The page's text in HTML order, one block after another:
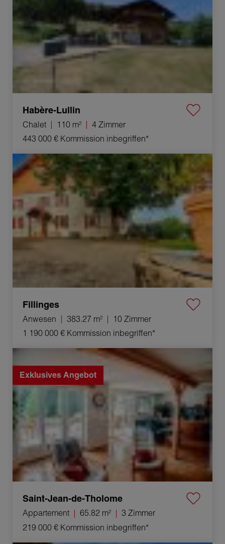
Habère-Lullin
Chalet 110 m²
4 Zimmer
443 000 € Kommission inbegriffen*
Verkauf Anwesen Fillinges 10 Zimmer 383.27 m²
Fillinges
Anwesen 383.27 m²
10 Zimmer
1 190 000 € Kommission inbegriffen*
Verkauf Appartement Saint-Jean-de-Tholome 3 Zimmer
65.82 m²
Exklusives Angebot
Saint-Jean-de-Tholome
Appartement 65.82 m²
3 Zimmer
219 000 € Kommission inbegriffen*